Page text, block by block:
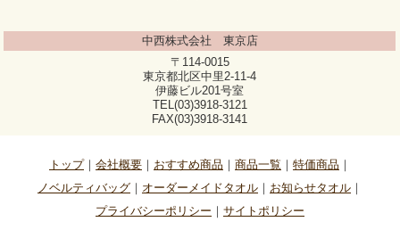
中西株式会社 東京店
〒114-0015
東京都北区中里2-11-4
伊藤ビル201号室
TEL(03)3918-3121
FAX(03)3918-3141
トップ 会社概要 おすすめ商品 商品一覧
特価商品
ノベルティバッグ
オーダーメイドタオル
お知らせタオル
プライバシーポリシー
サイトポリシー